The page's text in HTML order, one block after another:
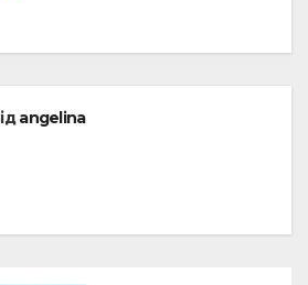
angelina